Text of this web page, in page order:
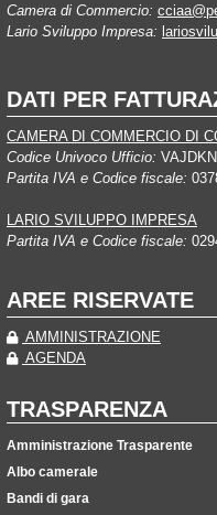
Camera di Commercio:
Lario Sviluppo Impresa:
DATI PER
CAMERA DI COMMERCIO DI
Codice Univoco Ufficio: VAJDKN
Partita IVA e Codice fiscale:
LARIO SVILUPPO IMPRESA
Partita IVA e Codice fiscale:
AREE RISERVATE
AMMINISTRAZIONE
AGENDA
TRASPARENZA
Amministrazione Trasparente
Albo camerale
Bandi di gara